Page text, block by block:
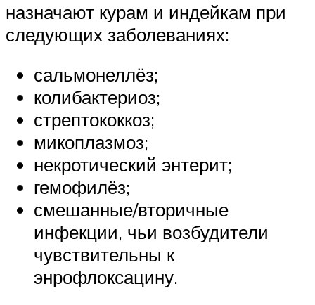
назначают курам и индейкам при
следующих заболеваниях:
сальмонеллёз;
колибактериоз;
стрептококкоз;
микоплазмоз;
некротический энтерит;
гемофилёз;
смешанные/вторичные
инфекции, чьи возбудители
чувствительны к
энрофлоксацину.